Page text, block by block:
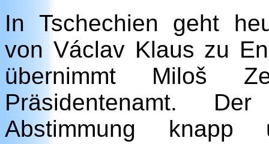
In Tschechien geht
von Václav Klaus zu
übernimmt Miloš
Präsidentenamt.
Abstimmung knapp